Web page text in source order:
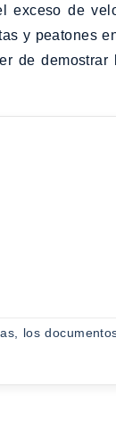
de
y peatones
de
los